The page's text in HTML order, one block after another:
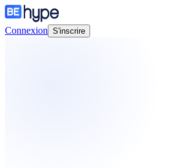
Connexion S'inscrire